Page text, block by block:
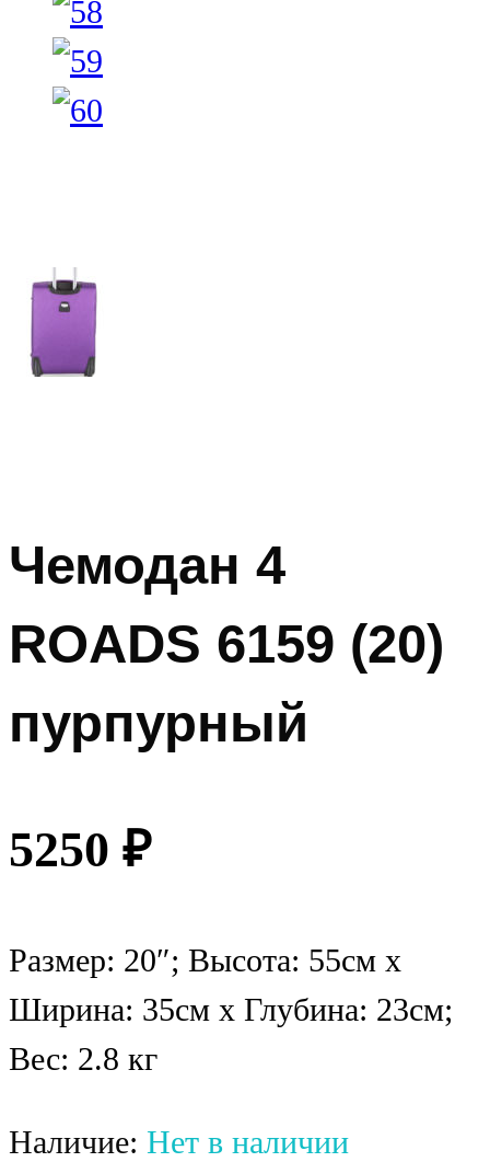
Чемодан 4
ROADS 6159 (20)
пурпурный
5250 ₽
Размер: 20″; Высота: 55см х
Ширина: 35см х Глубина: 23см;
Вес: 2.8 кг
Наличие: Нет в наличии